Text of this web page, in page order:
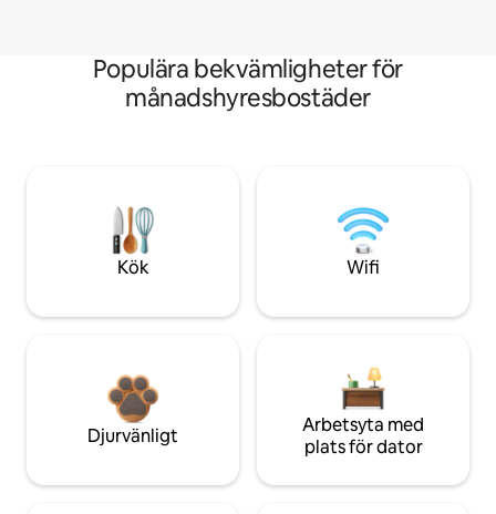
Populära bekvämligheter för
månadshyresbostäder
Kök Wifi
Djurvänligt
Arbetsyta med
plats för dator